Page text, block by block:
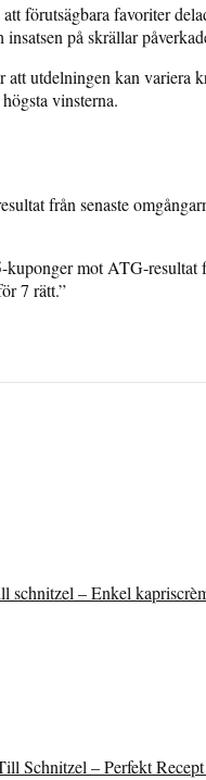
förutsägbara favoriter
på skrällar
utdelningen kan variera
vinsterna.
från senaste
mot ATG-
7 rätt.”
schnitzel – Enkel
Schnitzel – Perfekt